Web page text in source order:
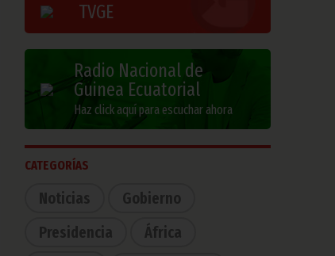
TVGE
Radio Nacional de
Guinea Ecuatorial
Haz click aquí para escuchar ahora
CATEGORÍAS
Noticias
Gobierno
Presidencia
África